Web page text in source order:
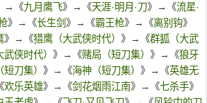
→《九月鹰飞》→《天涯·明月·刀》→《流星·
》→《长生剑 》→《霸王枪》→《离别钩》
》→《猎鹰（大武侠时代） 》→《群狐（大武
侠时代） 》→《赌局（短刀集） 》→《狼牙
刀集） 》→《海神（短刀集） 》→《英雄无
欢乐英雄》→《剑花烟雨江南》→《七杀手》